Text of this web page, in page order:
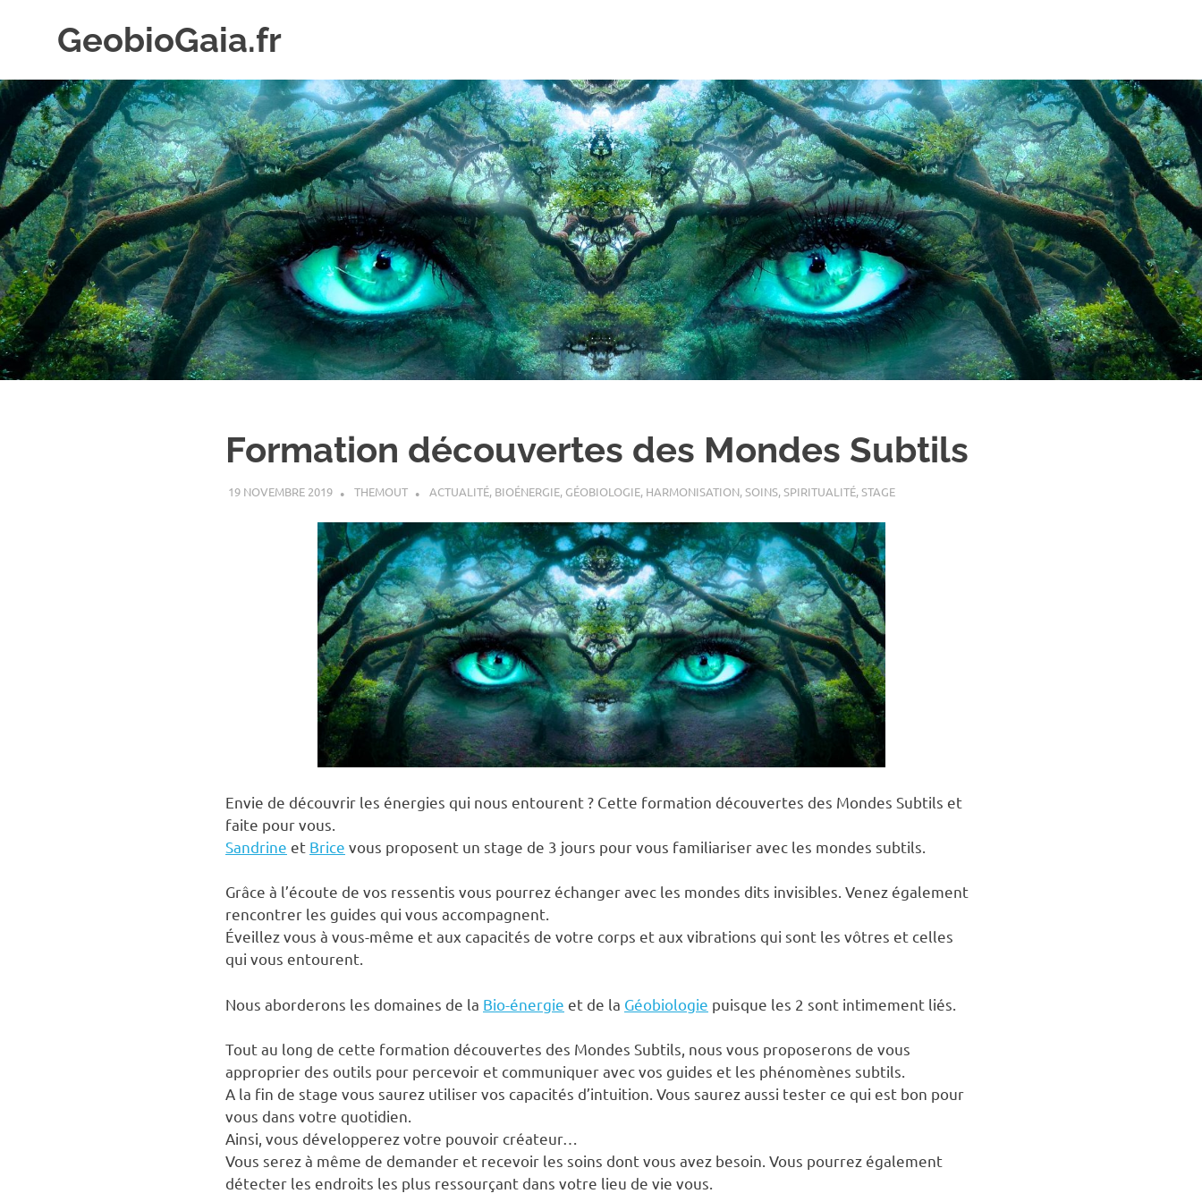
GeobioGaia.fr
Formation découvertes des Mondes Subtils
19 NOVEMBRE 2019 THEMOUT ACTUALITÉ, BIOÉNERGIE, GÉOBIOLOGIE, HARMONISATION,SOINS,SPIRITUALITÉ,STAGE
Envie de découvrir les énergies qui nous entourent ? Cette formation découvertes des Mondes Subtils et
faite pour vous.
Sandrine et Brice vous proposent un stage de 3 jours pour vous familiariser avec les mondes subtils.
Grâce à l’écoute de vos ressentis vous pourrez échanger avec les mondes dits invisibles. Venez également
rencontrer les guides qui vous accompagnent.
Éveillez vous à vous-même et aux capacités de votre corps et aux vibrations qui sont les vôtres et celles
qui vous entourent.
Nous aborderons les domaines de la Bio-énergie et de la Géobiologie puisque les 2 sont intimement liés.
Tout au long de cette formation découvertes des Mondes Subtils, nous vous proposerons de vous
approprier des outils pour percevoir et communiquer avec vos guides et les phénomènes subtils.
A la fin de stage vous saurez utiliser vos capacités d’intuition. Vous saurez aussi tester ce qui est bon pour
vous dans votre quotidien.
Ainsi, vous développerez votre pouvoir créateur…
Vous serez à même de demander et recevoir les soins dont vous avez besoin. Vous pourrez également
détecter les endroits les plus ressourçant dans votre lieu de vie vous.